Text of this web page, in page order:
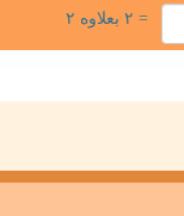
= ۲ بعلاوه ۲